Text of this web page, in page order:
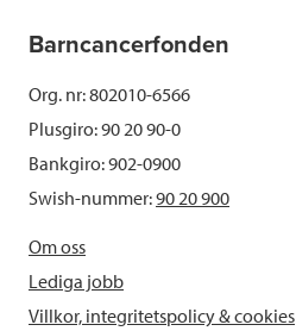
Barncancerfonden
Org. nr: 802010-6566
Plusgiro: 90 20 90-0
Bankgiro: 902-0900
Swish-nummer:90 20 900
Om oss
Lediga jobb
Villkor, integritetspolicy & cookies